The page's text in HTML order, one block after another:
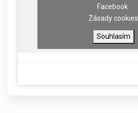
Facebook
Zásady cookies
Souhlasím